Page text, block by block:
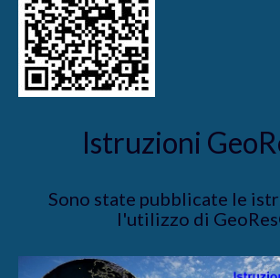
Istruzioni
Sono state pubblicate le
l'utilizzo di